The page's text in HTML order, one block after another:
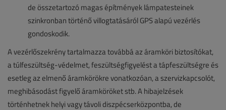
de összetartozó magas építmények lámpatesteinek
szinkronban történő villogtatásáról GPS alapú vezérlés
gondoskodik.
A vezérlőszekrény tartalmazza továbbá az áramköri biztosítókat,
a túlfeszültség-védelmet, feszültségfigyelést a tápfeszültségre és
esetleg az elmenő áramkörökre vonatkozóan, a szervizkapcsolót,
meghibásodást figyelő áramköröket stb. A hibajelzések
történhetnek helyi vagy távoli diszpécserközpontba, de